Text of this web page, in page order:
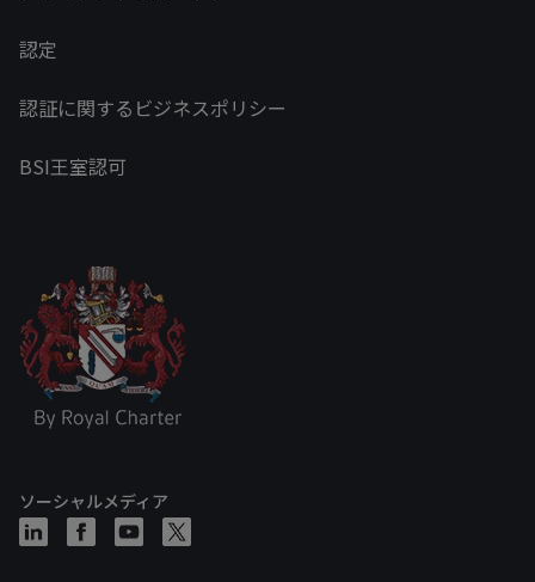
認定
認証に関するビジネスポリシー
BSI王室認可
ソーシャルメディア